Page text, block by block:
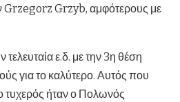
Grzegorz Grzyb, αμφότερους με
τελευταία ε.δ. με την 3η θέση
για το καλύτερο. Αυτός που
τυχερός ήταν ο Πολωνός